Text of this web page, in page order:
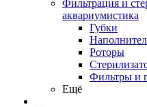
Фильтрация и
аквариумистика
Губки
Роторы
Фильтры и
Ещё